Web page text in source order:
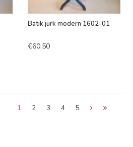
Batik jurk modern 1602-01
€60,50
1 2 3 4 5